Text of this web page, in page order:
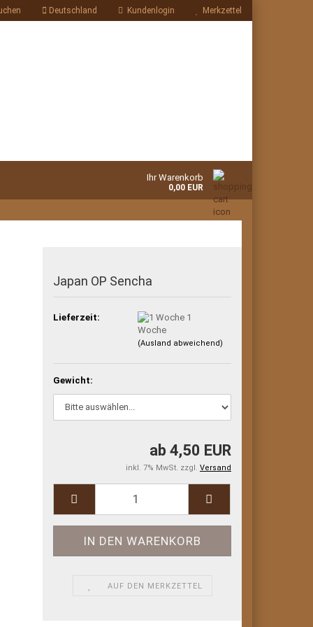
Deutschland Kundenlogin Merkzettel
Ihr Warenkorb
0,00 EUR
Japan OP Sencha
Lieferzeit:
1
Woche
(Ausland abweichend)
Gewicht:
ab 4,50 EUR
inkl. 7% MwSt. zzgl. Versand
AUF DEN MERKZETTEL